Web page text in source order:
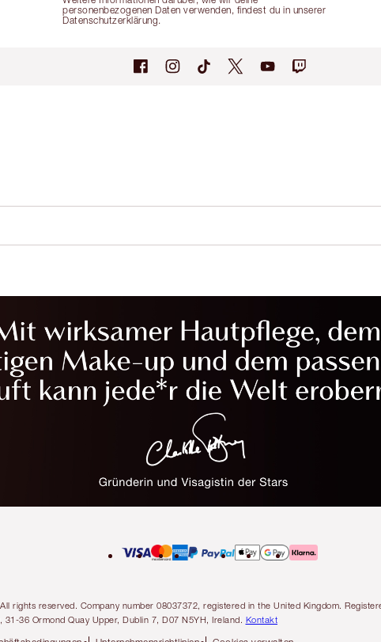
personenbezogenen Daten verwenden, findest du in unserer
Datenschutzerklärung.
rights reserved. Company number 08037372, registered in the United Kingdom.
36 Ormond Quay Upper, Dublin 7, D07 N5YH, Ireland. Kontakt